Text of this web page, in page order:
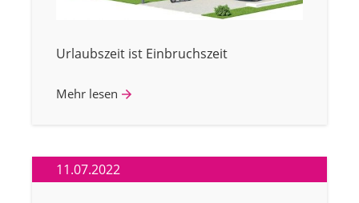
Urlaubszeit ist Einbruchszeit
Mehr lesen
11.07.2022